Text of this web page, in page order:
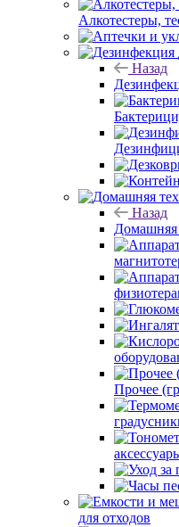
Алкотестеры,
Назад
Назад
Домашняя
Прочее
для отходов